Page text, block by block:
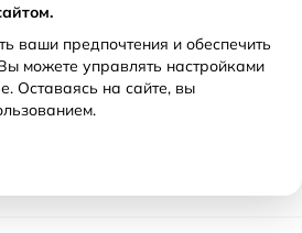
Не требуется
ваши предпочтения и обеспечить
можете управлять настройками
Оставаясь на сайте, вы